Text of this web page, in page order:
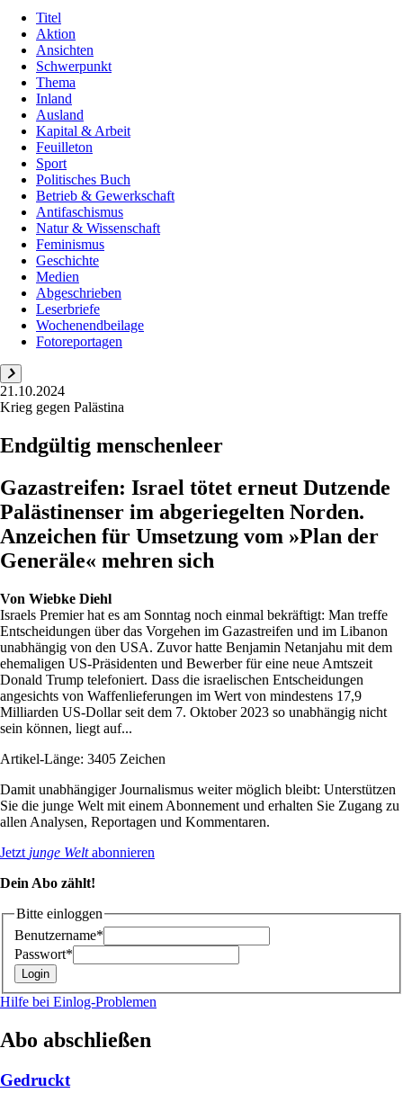
Titel
Aktion
Ansichten
Schwerpunkt
Thema
Inland
Ausland
Kapital & Arbeit
Feuilleton
Sport
Politisches Buch
Betrieb & Gewerkschaft
Antifaschismus
Natur & Wissenschaft
Feminismus
Geschichte
Medien
Abgeschrieben
Leserbriefe
Wochenendbeilage
Fotoreportagen
21.10.2024
Krieg gegen Palästina
Endgültig menschenleer
Gazastreifen: Israel tötet erneut Dutzende
Palästinenser im abgeriegelten Norden.
Anzeichen für Umsetzung vom »Plan der
Generäle« mehren sich
Von Wiebke Diehl
Israels Premier hat es am Sonntag noch einmal bekräftigt: Man treffe
Entscheidungen über das Vorgehen im Gazastreifen und im Libanon
unabhängig von den USA. Zuvor hatte Benjamin Netanjahu mit dem
ehemaligen US-Präsidenten und Bewerber für eine neue Amtszeit
Donald Trump telefoniert. Dass die israelischen Entscheidungen
angesichts von Waffenlieferungen im Wert von mindestens 17,9
Milliarden US-Dollar seit dem 7. Oktober 2023 so unabhängig nicht
sein können, liegt auf...
Artikel-Länge: 3405 Zeichen
Damit unabhängiger Journalismus weiter möglich bleibt: Unterstützen
Sie die junge Welt mit einem Abonnement und erhalten Sie Zugang zu
allen Analysen, Reportagen und Kommentaren.
Jetzt junge Weltabonnieren
Dein Abo zählt!
Bitte einloggen
Benutzername*
Passwort*
Hilfe bei Einlog-Problemen
Abo abschließen
Gedruckt